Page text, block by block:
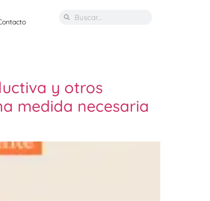
y otros
medida necesaria